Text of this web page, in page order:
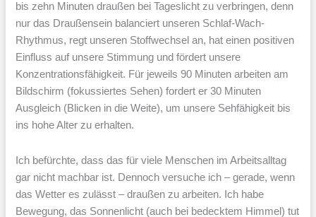
bis zehn Minuten draußen bei Tageslicht zu verbringen, denn
nur das Draußensein balanciert unseren Schlaf-Wach-
Rhythmus, regt unseren Stoffwechsel an, hat einen positiven
Einfluss auf unsere Stimmung und fördert unsere
Konzentrationsfähigkeit. Für jeweils 90 Minuten arbeiten am
Bildschirm (fokussiertes Sehen) fordert er 30 Minuten
Ausgleich (Blicken in die Weite), um unsere Sehfähigkeit bis
ins hohe Alter zu erhalten.
Ich befürchte, dass das für viele Menschen im Arbeitsalltag
gar nicht machbar ist. Dennoch versuche ich – gerade, wenn
das Wetter es zulässt – draußen zu arbeiten. Ich habe
Bewegung, das Sonnenlicht (auch bei bedecktem Himmel) tut